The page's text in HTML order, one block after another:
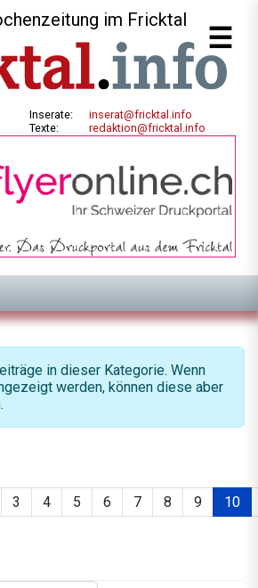
im Fricktal
Inserate:
Texte:
inserat@fricktal.info
redaktion@fricktal.info
in dieser Kategorie. Wenn
werden, können diese aber
3 4 5 6 7 8 9 10